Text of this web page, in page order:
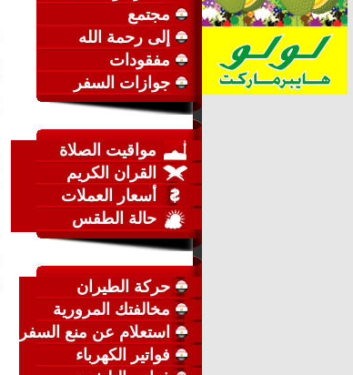
مجتمع
إلى رحمة الله
مفقودات
جوازات السفر
مواقيت الصلاة
القران الكريم
أسعار العملات
حالة الطقس
حركة الطيران
مخالفتك المرورية
استعلام عن منع السفر
فواتير الكهرباء